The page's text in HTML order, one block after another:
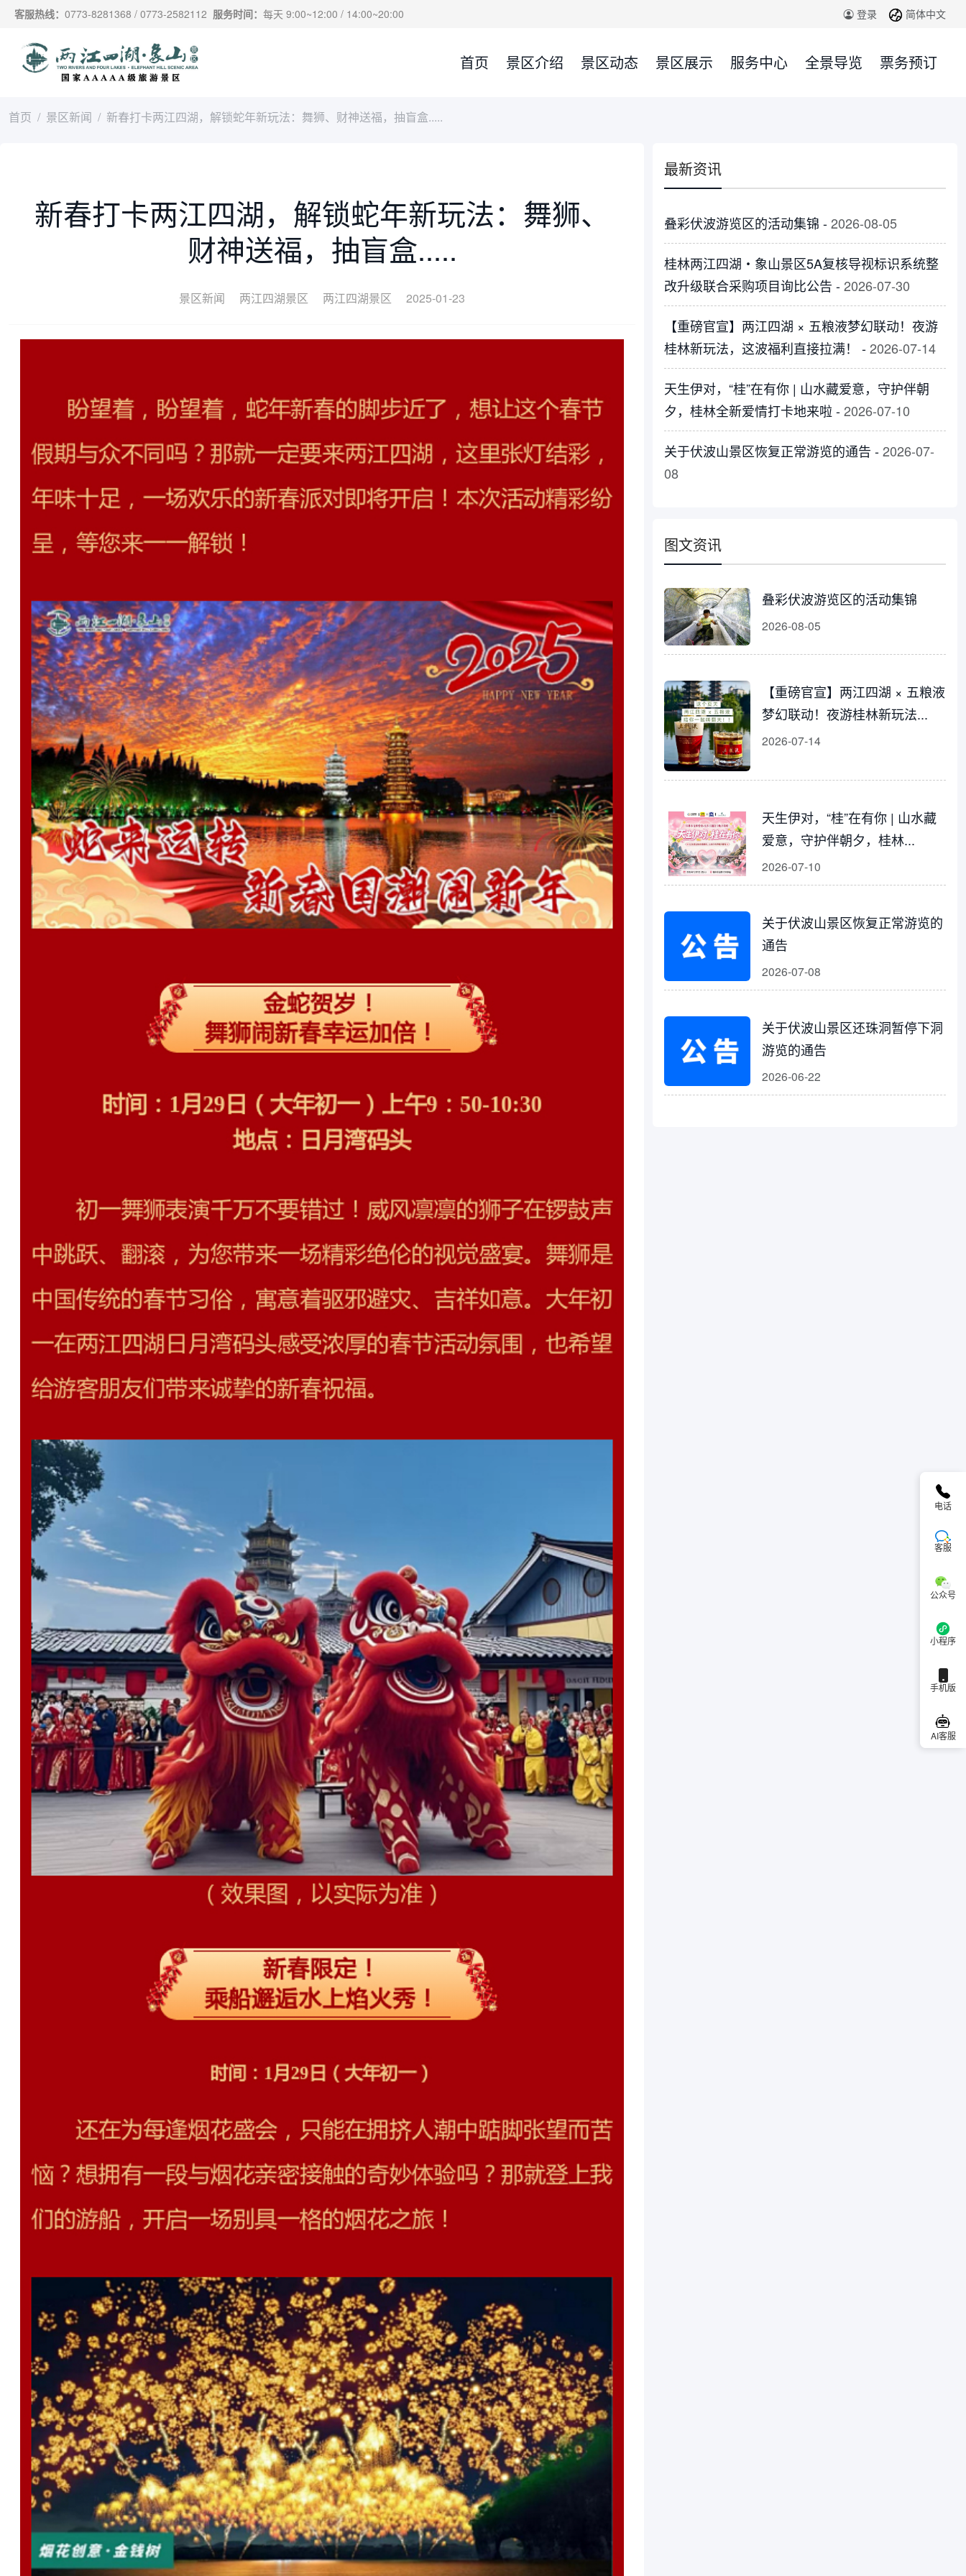
跳过导航，进入主要内容
客服热线： 0773-8281368 / 0773-2582112 服务时间： 每天 9:00~12:00 / 14:00~20:00 登录 简体中文
首页 景区介绍 景区动态 景区展示 服务中心 全景导览 票务预订
首页 景区新闻 新春打卡两江四湖，解锁蛇年新玩法：舞狮、财神送福，抽盲盒.....
新春打卡两江四湖，解锁蛇年新玩法：舞狮、
财神送福，抽盲盒.....
景区新闻 两江四湖景区 两江四湖景区 2025-01-23
最新资讯
叠彩伏波游览区的活动集锦 -2026-08-05
桂林两江四湖・象山景区5A复核导视标识系统整
改升级联合采购项目询比公告 -2026-07-30
【重磅官宣】两江四湖 × 五粮液梦幻联动！夜游
桂林新玩法，这波福利直接拉满！ -2026-07-14
天生伊对，“桂”在有你 | 山水藏爱意，守护伴朝
夕，桂林全新爱情打卡地来啦 -2026-07-10
关于伏波山景区恢复正常游览的通告 -2026-07-
08
图文资讯
叠彩伏波游览区的活动集锦
2026-08-05
【重磅官宣】两江四湖 × 五粮液
梦幻联动！夜游桂林新玩法...
2026-07-14
天生伊对，“桂”在有你 | 山水藏
爱意，守护伴朝夕，桂林...
2026-07-10
关于伏波山景区恢复正常游览的
通告
2026-07-08
关于伏波山景区还珠洞暂停下洞
游览的通告
2026-06-22
电话
客服
公众号
小程序
手机版
AI客服